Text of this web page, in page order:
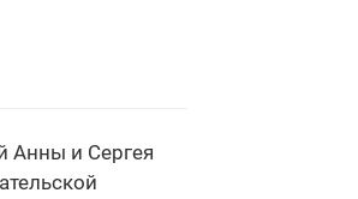
Анны и Сергея